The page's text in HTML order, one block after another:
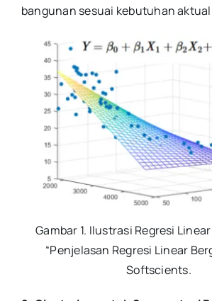
bangunan sesuai kebutuhan
Gambar 1. Ilustrasi Regresi
“Penjelasan Regresi Linear
Softscients.